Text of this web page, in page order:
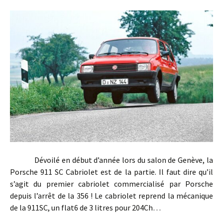
Dévoilé en début d’année lors du salon de Genève, la
Porsche 911 SC Cabriolet est de la partie. Il faut dire qu’il
s’agit du premier cabriolet commercialisé par Porsche
depuis l’arrêt de la 356 ! Le cabriolet reprend la mécanique
de la 911SC, un flat6 de 3 litres pour 204Ch…